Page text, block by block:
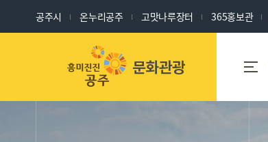
공주시 온누리공주 고맛나루장터 365홍보관
세계유산도시